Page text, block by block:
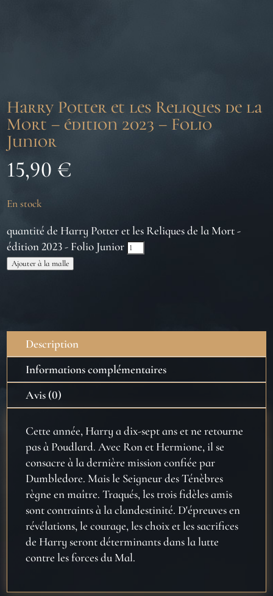
Harry Potter et les Reliques de la
Mort – édition 2023 – Folio
Junior
15,90 €
En stock
quantité de Harry Potter et les Reliques de la Mort -
édition 2023 - Folio Junior
Ajouter à la malle
Description
Informations complémentaires
Avis (0)
Cette année, Harry a dix-sept ans et ne retourne
pas à Poudlard. Avec Ron et Hermione, il se
consacre à la dernière mission confiée par
Dumbledore. Mais le Seigneur des Ténèbres
règne en maître. Traqués, les trois fidèles amis
sont contraints à la clandestinité. D'épreuves en
révélations, le courage, les choix et les sacrifices
de Harry seront déterminants dans la lutte
contre les forces du Mal.